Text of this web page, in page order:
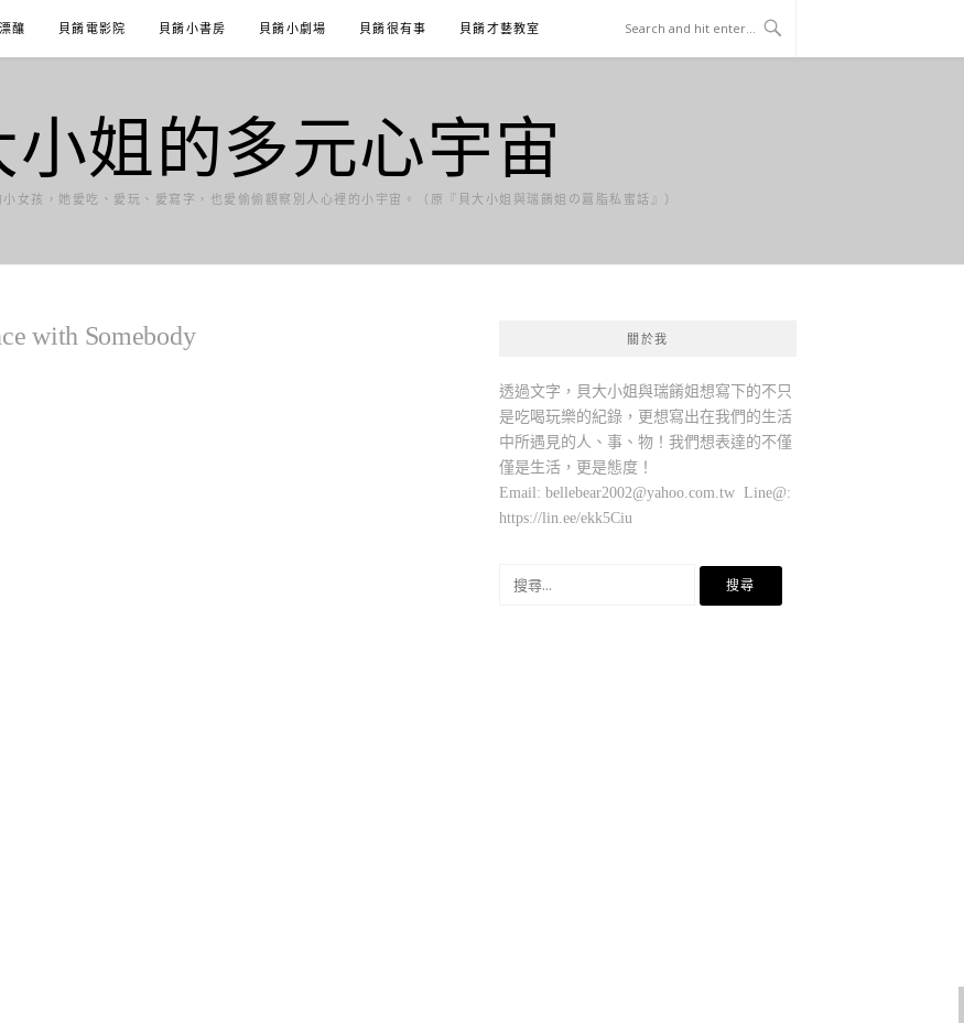
釀 貝餚電影院 貝餚小書房 貝餚小劇場 貝餚很有事 貝餚才藝教室
小姐的多元心宇宙
女孩，她愛吃、愛玩、愛寫字，也愛偷偷觀察別人心裡的小宇宙。（原『貝大小姐與瑞餚姐の囂脂私蜜話』）
with Somebody 關於我
透過文字，貝大小姐與瑞餚姐想寫下的不只
是吃喝玩樂的紀錄，更想寫出在我們的生活
中所遇見的人、事、物！我們想表達的不僅
僅是生活，更是態度！
Email: bellebear2002@yahoo.com.tw Line@:
https://lin.ee/ekk5Ciu